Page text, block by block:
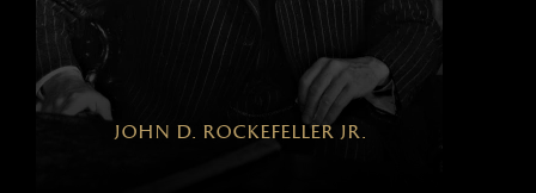
john d. rockefeller jr.